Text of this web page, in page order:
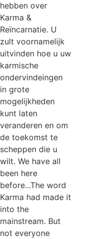
hebben over
Karma &
Reïncarnatie. U
zult voornamelijk
uitvinden hoe u uw
karmische
ondervindeingen
in grote
mogelijkheden
kunt laten
veranderen en om
de toekomst te
scheppen die u
wilt. We have all
been here
before...The word
Karma had made it
into the
mainstream. But
not everyone